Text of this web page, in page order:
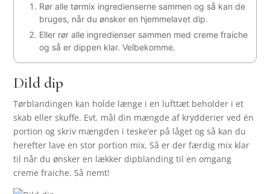
Rør alle tørmix ingredienserne sammen og så kan de
bruges, når du ønsker en hjemmelavet dip.
Eller rør alle ingredienser sammen med creme fraiche
og så er dippen klar. Velbekomme.
Dild dip
Tørblandingen kan holde længe i en lufttæt beholder i et
skab eller skuffe. Evt. mål din mængde af krydderier ved én
portion og skriv mængden i teske’er på låget og så kan du
herefter lave en stor portion mix. Så er der færdig mix klar
til når du ønsker en lækker dipblanding til en omgang
creme fraiche. Så nemt!